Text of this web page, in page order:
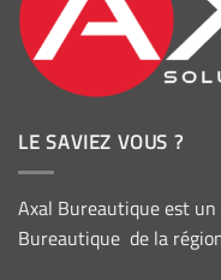
LE SAVIEZ VOUS ?
Axal Bureautique est
Bureautique de la